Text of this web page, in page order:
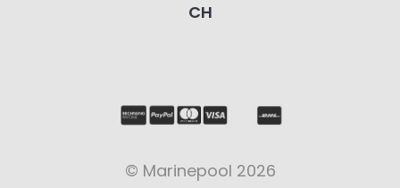
CH
© Marinepool 2026